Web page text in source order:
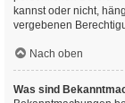
kannst oder nicht,
vergebenen
Nach oben
Was sind